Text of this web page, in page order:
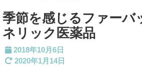
季節を感じるファー
ネリック医薬品
2018年10月6日
2020年1月14日